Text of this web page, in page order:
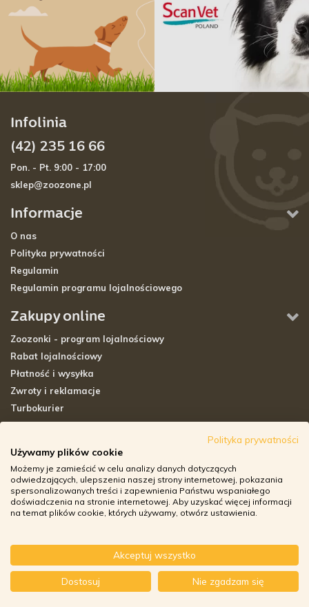
© ZOOZONE.PL 2018
DESIGN BY TONIK
Informacje
O nas
Polityka prywatności
Regulamin
Regulamin programu lojalnościowego
Zakupy online
Zoozonki - program lojalnościowy
Rabat lojalnościowy
Płatność i wysyłka
Zwroty i reklamacje
Turbokurier
Adresy sklepów stacjonarnych
Godziny otwarcia sklepów
Aplikacja zoozone.pl
Zwroty i reklamacje
Infolinia
(42) 235 16 66
Pon. - Pt. 9:00 - 17:00
sklep@zoozone.pl
Polityka prywatności
Używamy plików cookie
Możemy je zamieścić w celu analizy danych dotyczących
odwiedzających, ulepszenia naszej strony internetowej, pokazania
spersonalizowanych treści i zapewnienia Państwu wspaniałego
doświadczenia na stronie internetowej. Aby uzyskać więcej informacji
na temat plików cookie, których używamy, otwórz ustawienia.
Akceptuj wszystko
Dostosuj Nie zgadzam się